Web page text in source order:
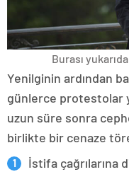
Burası
Yenilginin ardından
günlerce protestolar
uzun süre sonra
birlikte bir cenaze
İstifa çağrılarına